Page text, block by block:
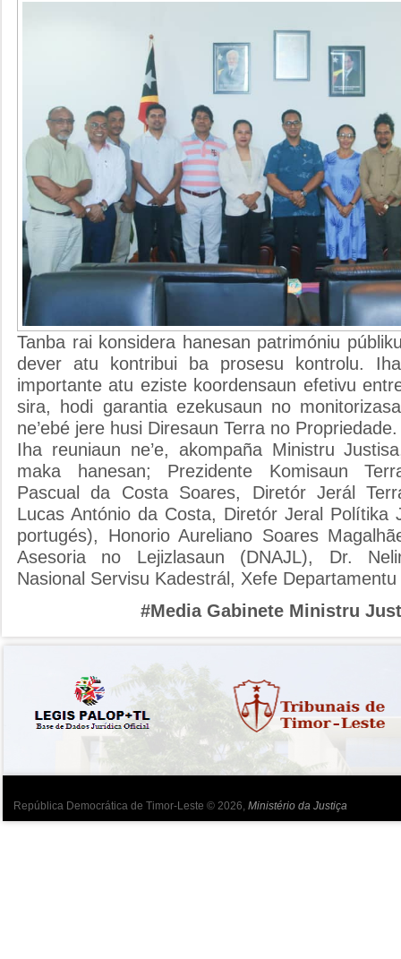
Tanba rai konsidera hanesan patrimóniu
dever atu kontribui ba prosesu kontrolu. Iha
importante atu eziste koordensaun efetivu
sira, hodi garantia ezekusaun no
ne’ebé jere husi Diresaun Terra no Propriedade.
Iha reuniaun ne’e, akompaña Ministru
maka hanesan; Prezidente Komisaun
Pascual da Costa Soares, Diretór Jerál
Lucas António da Costa, Diretór Jeral Polítika
portugés), Honorio Aureliano Soares
Asesoria no Lejizlasaun (DNAJL), Dr.
Nasional Servisu Kadestrál, Xefe
#Media Gabinete Ministru
República Democrática de Timor-Leste © 2026, Ministério da Justiça